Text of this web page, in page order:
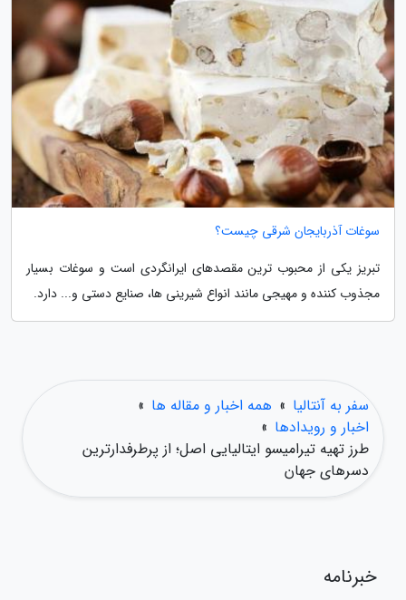
سوغات آذربایجان شرقی چیست؟
تبریز یکی از محبوب ترین مقصدهای ایرانگردی است و سوغات بسیار
مجذوب کننده و مهیجی مانند انواع شیرینی ها، صنایع دستی و... دارد.
سفر به آنتالیا » همه اخبار و مقاله ها »
اخبار و رویدادها »
طرز تهیه تیرامیسو ایتالیایی اصل؛ از پرطرفدارترین
دسرهای جهان
خبرنامه